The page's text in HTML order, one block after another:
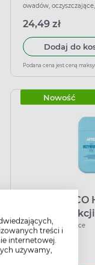
treści i
internetowej.
używamy,
owadów,
24,49 zł
Dodaj do
Podana cena jest ceną
Nowość
APTEO
do
bakterie, odkażające
10,49 zł